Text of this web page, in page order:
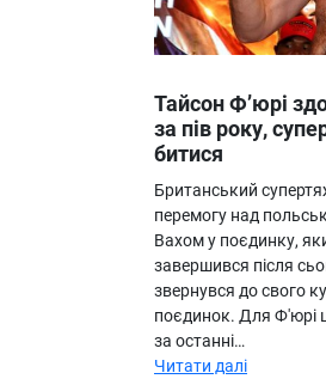
Корисності
Про нас
Тайсон Ф’юрі
за пів року,
битися
Британський
перемогу над
Вахом у поєдинку,
завершився після
звернувся до свого
поєдинок. Для Ф'юрі
за останні…
Читати далі